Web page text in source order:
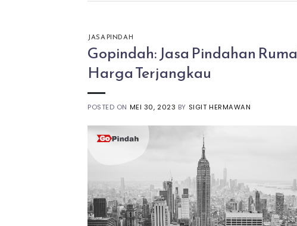
JASA PINDAH
Gopindah: Jasa Pindahan
Harga Terjangkau
POSTED ON MEI 30, 2023 BY SIGIT HERMAWAN